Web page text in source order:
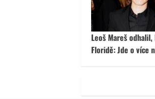
Leoš Mareš
Floridě: Jde o více